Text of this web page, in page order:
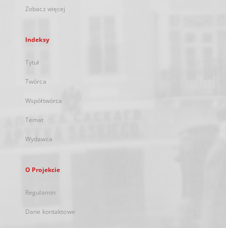
Zobacz więcej
Indeksy
Tytuł
Twórca
Współtwórca
Temat
Wydawca
O Projekcie
Regulamin
Dane kontaktowe